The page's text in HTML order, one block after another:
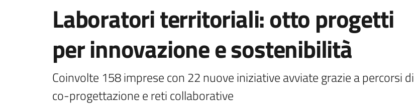
Laboratori territoriali: otto progetti
per innovazione e sostenibilità
Coinvolte 158 imprese con 22 nuove iniziative avviate grazie a percorsi di
co-progettazione e reti collaborative